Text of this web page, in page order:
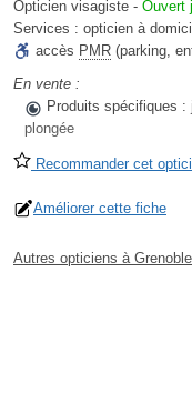
Opticien visagiste - Ouvert
Services : opticien à
accès PMR (parking,
En vente :
Produits spécifiques :
plongée
Recommander cet
Améliorer cette fiche
Autres opticiens à Grenoble